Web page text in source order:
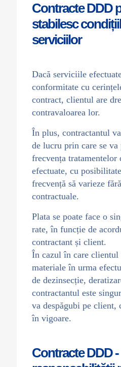
Contracte DDD
stabilesc
serviciilor
Dacă serviciile
conformitate cu
contract, clientul are
contravaloarea lor.
În plus, contractantul
de lucru prin care se va
frecvența tratamentelor
efectuate, cu
frecvență să varieze
contractuale.
Plata se poate face o
rate, în funcție de
contractant și client.
În cazul în care
materiale în urma
de dezinsecție,
contractantul este
va despăgubi pe
în vigoare.
Contracte DDD